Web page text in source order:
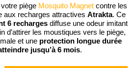
piège Mosquito Magnet contre les
aux recharges attractives Atrakta. Ce
6 rechargesdiffuse une odeur imitant
d’attirer les moustiques vers le piège,
et une protection longue durée
jusqu’à 6 mois.